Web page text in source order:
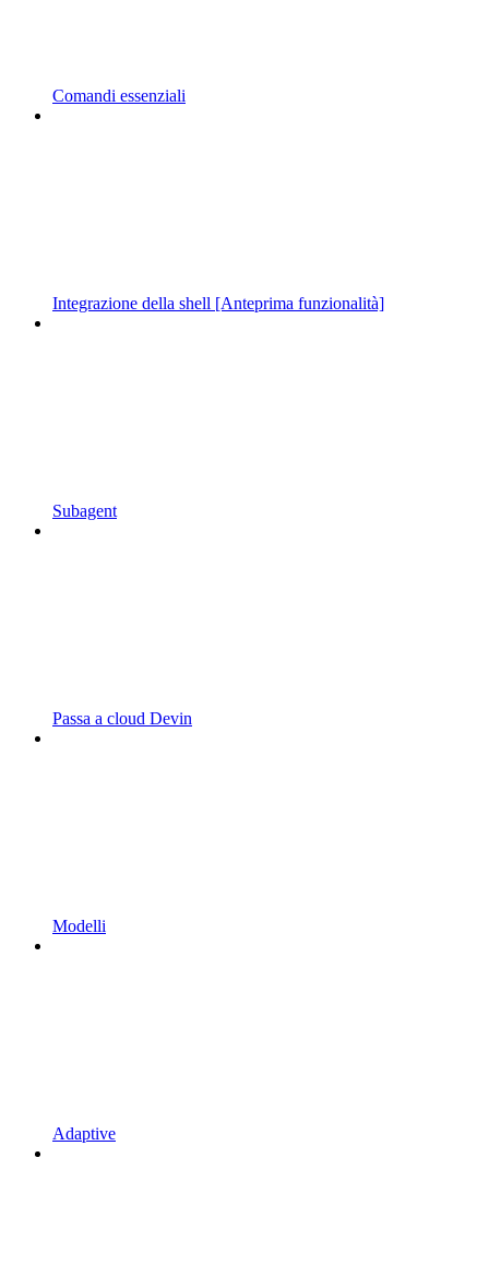
Comandi essenziali
Integrazione della shell [Anteprima funzionalità]
Subagent
Passa a cloud Devin
Modelli
Adaptive